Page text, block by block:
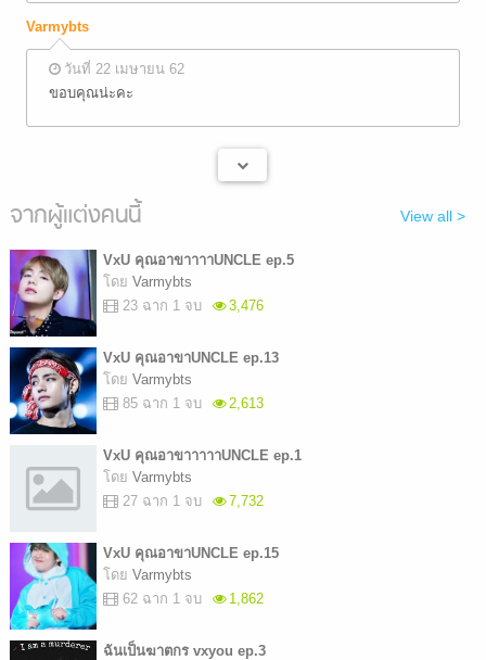
Varmybts
วันที่ 22 เมษายน 62
ขอบคุณน่ะคะ
จากผู้แต่งคนนี้ View all >
VxU คุณอาขาาาาUNCLE ep.5
โดย Varmybts
23 ฉาก 1 จบ
3,476
VxU คุณอาขาUNCLE ep.13
โดย Varmybts
85 ฉาก 1 จบ
2,613
VxU คุณอาขาาาาาUNCLE ep.1
โดย Varmybts
27 ฉาก 1 จบ
7,732
VxU คุณอาขาUNCLE ep.15
โดย Varmybts
62 ฉาก 1 จบ
1,862
ฉันเป็นฆาตกร vxyou ep.3